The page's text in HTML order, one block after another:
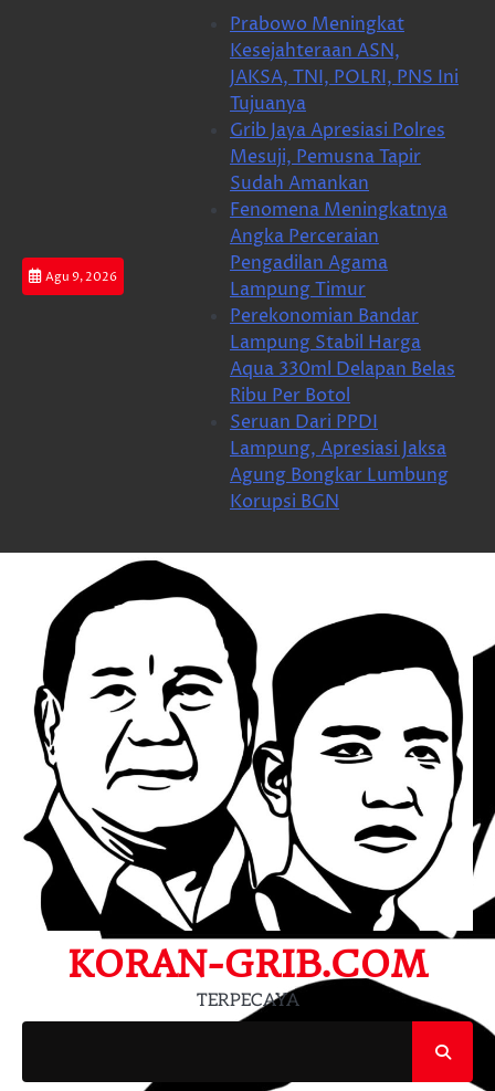
Agu 9, 2026
Prabowo Meningkat
Kesejahteraan ASN,
JAKSA, TNI, POLRI, PNS Ini
Tujuanya
Grib Jaya Apresiasi Polres
Mesuji, Pemusna Tapir
Sudah Amankan
Fenomena Meningkatnya
Angka Perceraian
Pengadilan Agama
Lampung Timur
Perekonomian Bandar
Lampung Stabil Harga
Aqua 330ml Delapan Belas
Ribu Per Botol
Seruan Dari PPDI
Lampung, Apresiasi Jaksa
Agung Bongkar Lumbung
Korupsi BGN
KORAN-GRIB.COM
TERPECAYA